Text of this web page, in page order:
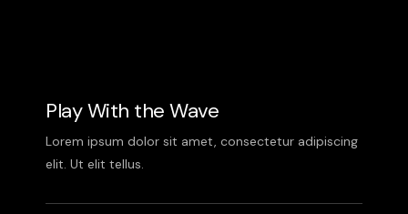
Play With the Wave
Lorem ipsum dolor sit amet, consectetur adipiscing
elit. Ut elit tellus.